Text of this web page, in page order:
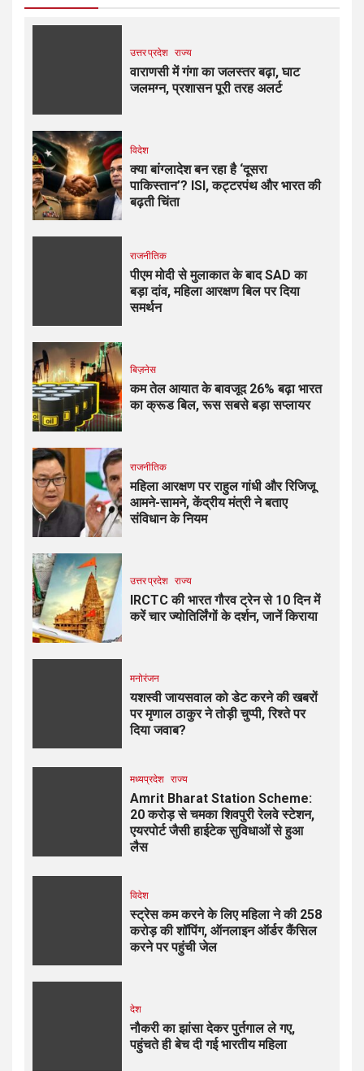
उत्तर प्रदेश राज्य
वाराणसी में गंगा का जलस्तर बढ़ा, घाट
जलमग्न, प्रशासन पूरी तरह अलर्ट
विदेश
क्या बांग्लादेश बन रहा है ‘दूसरा
पाकिस्तान’? ISI, कट्टरपंथ और भारत की
बढ़ती चिंता
राजनीतिक
पीएम मोदी से मुलाकात के बाद SAD का
बड़ा दांव, महिला आरक्षण बिल पर दिया
समर्थन
बिज़नेस
कम तेल आयात के बावजूद 26% बढ़ा भारत
का क्रूड बिल, रूस सबसे बड़ा सप्लायर
राजनीतिक
महिला आरक्षण पर राहुल गांधी और रिजिजू
आमने-सामने, केंद्रीय मंत्री ने बताए
संविधान के नियम
उत्तर प्रदेश राज्य
IRCTC की भारत गौरव ट्रेन से 10 दिन में
करें चार ज्योतिर्लिंगों के दर्शन, जानें किराया
मनोरंजन
यशस्वी जायसवाल को डेट करने की खबरों
पर मृणाल ठाकुर ने तोड़ी चुप्पी, रिश्ते पर
दिया जवाब?
मध्यप्रदेश राज्य
Amrit Bharat Station Scheme:
20 करोड़ से चमका शिवपुरी रेलवे स्टेशन,
एयरपोर्ट जैसी हाईटेक सुविधाओं से हुआ
लैस
विदेश
स्ट्रेस कम करने के लिए महिला ने की ₹258
करोड़ की शॉपिंग, ऑनलाइन ऑर्डर कैंसिल
करने पर पहुंची जेल
देश
नौकरी का झांसा देकर पुर्तगाल ले गए,
पहुंचते ही बेच दी गई भारतीय महिला